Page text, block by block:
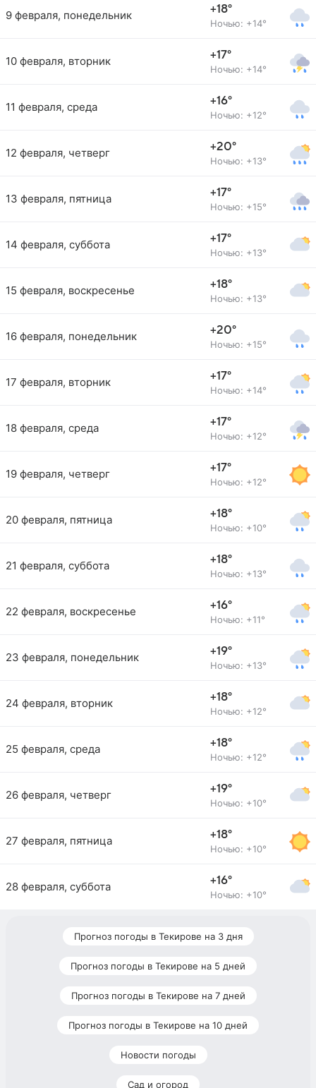
9 февраля, понедельник +18°
Ночью: +14°
10 февраля, вторник +17°
Ночью: +14°
11 февраля, среда +16°
Ночью: +12°
12 февраля, четверг +20°
Ночью: +13°
13 февраля, пятница +17°
Ночью: +15°
14 февраля, суббота +17°
Ночью: +13°
15 февраля, воскресенье +18°
Ночью: +13°
16 февраля, понедельник +20°
Ночью: +15°
17 февраля, вторник +17°
Ночью: +14°
18 февраля, среда +17°
Ночью: +12°
19 февраля, четверг +17°
Ночью: +12°
20 февраля, пятница +18°
Ночью: +10°
21 февраля, суббота +18°
Ночью: +13°
22 февраля, воскресенье +16°
Ночью: +11°
23 февраля, понедельник +19°
Ночью: +13°
24 февраля, вторник +18°
Ночью: +12°
25 февраля, среда +18°
Ночью: +12°
26 февраля, четверг +19°
Ночью: +10°
27 февраля, пятница +18°
Ночью: +10°
28 февраля, суббота +16°
Ночью: +10°
Прогноз погоды в Текирове на 3 дня
Прогноз погоды в Текирове на 5 дней
Прогноз погоды в Текирове на 7 дней
Прогноз погоды в Текирове на 10 дней
Новости погоды
Сад и огород